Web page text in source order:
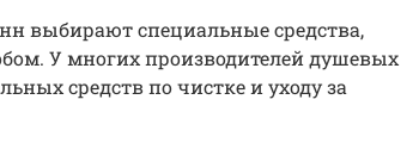
выбирают специальные средства,
У многих производителей душевых
средств по чистке и уходу за